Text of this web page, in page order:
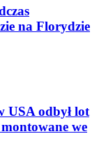
na Florydzie
USA odbył lot
we